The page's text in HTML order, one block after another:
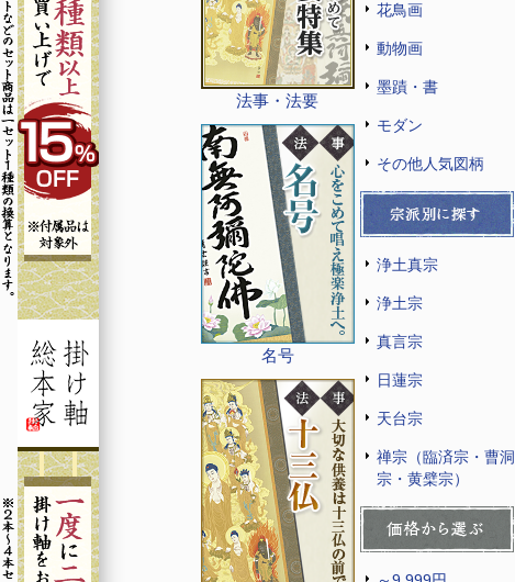
法事・法要
名号
花鳥画
動物画
墨蹟・書
モダン
その他人気図柄
浄土真宗
浄土宗
真言宗
日蓮宗
天台宗
禅宗（臨済宗・曹洞
宗・黄檗宗）